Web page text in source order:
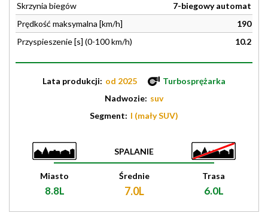
Skrzynia biegów
7-biegowy automat
Prędkość maksymalna [km/h]
190
Przyspieszenie [s] (0-100 km/h)
10.2
Lata produkcji: od 2025
Turbosprężarka
Nadwozie: suv
Segment: I (mały SUV)
SPALANIE
Miasto
8.8L
Średnie
7.0L
Trasa
6.0L